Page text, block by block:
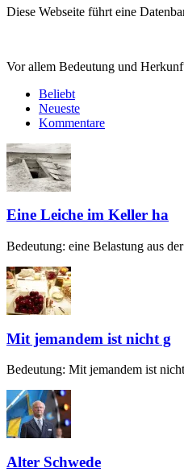
Diese Webseite führt eine
Vor allem Bedeutung und
Beliebt
Neueste
Kommentare
Eine Leiche im Keller ha
Bedeutung: eine Belastung aus
Mit jemandem ist nicht g
Bedeutung: Mit jemandem ist
Alter Schwede